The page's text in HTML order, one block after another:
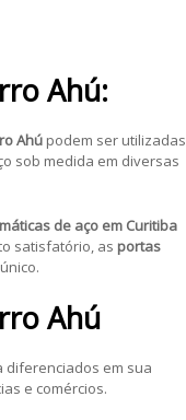
Ahú:
Ahú podem ser utilizadas
sob medida em diversas
de aço em Curitiba
satisfatório, as portas
Ahú
diferenciados em sua
e comércios.